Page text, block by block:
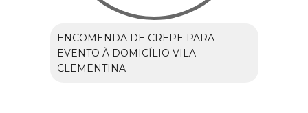
ENCOMENDA DE CREPE PARA
EVENTO À DOMICÍLIO VILA
CLEMENTINA